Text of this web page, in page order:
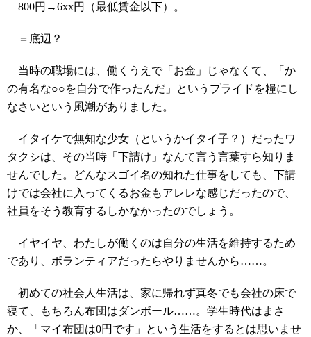
800円→6xx円（最低賃金以下）。
＝底辺？
当時の職場には、働くうえで「お金」じゃなくて、「か
の有名な○○を自分で作ったんだ」というプライドを糧にし
なさいという風潮がありました。
イタイケで無知な少女（というかイタイ子？）だったワ
タクシは、その当時「下請け」なんて言う言葉すら知りま
せんでした。どんなスゴイ名の知れた仕事をしても、下請
けでは会社に入ってくるお金もアレレな感じだったので、
社員をそう教育するしかなかったのでしょう。
イヤイヤ、わたしが働くのは自分の生活を維持するため
であり、ボランティアだったらやりませんから……。
初めての社会人生活は、家に帰れず真冬でも会社の床で
寝て、もちろん布団はダンボール……。学生時代はまさ
か、「マイ布団は0円です」という生活をするとは思いませ